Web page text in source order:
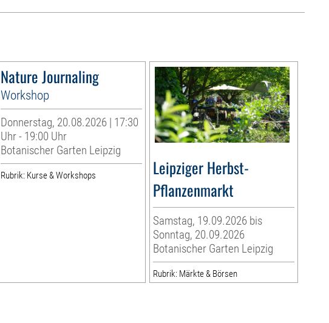
Nature Journaling
Workshop
Donnerstag, 20.08.2026 | 17:30
Uhr - 19:00 Uhr
Botanischer Garten Leipzig
Rubrik: Kurse & Workshops
Leipziger Herbst-
Pflanzenmarkt
Samstag, 19.09.2026 bis
Sonntag, 20.09.2026
Botanischer Garten Leipzig
Rubrik: Märkte & Börsen